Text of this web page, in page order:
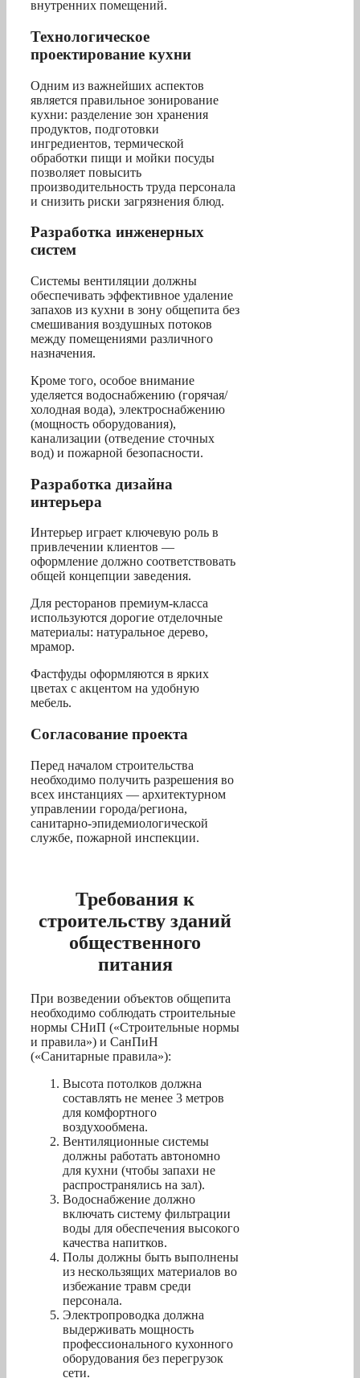
внутренних помещений.
Технологическое
проектирование кухни
Одним из важнейших аспектов
является правильное зонирование
кухни: разделение зон хранения
продуктов, подготовки
ингредиентов, термической
обработки пищи и мойки посуды
позволяет повысить
производительность труда персонала
и снизить риски загрязнения блюд.
Разработка инженерных
систем
Системы вентиляции должны
обеспечивать эффективное удаление
запахов из кухни в зону общепита без
смешивания воздушных потоков
между помещениями различного
назначения.
Кроме того, особое внимание
уделяется водоснабжению (горячая/
холодная вода), электроснабжению
(мощность оборудования),
канализации (отведение сточных
вод) и пожарной безопасности.
Разработка дизайна
интерьера
Интерьер играет ключевую роль в
привлечении клиентов —
оформление должно соответствовать
общей концепции заведения.
Для ресторанов премиум-класса
используются дорогие отделочные
материалы: натуральное дерево,
мрамор.
Фастфуды оформляются в ярких
цветах с акцентом на удобную
мебель.
Согласование проекта
Перед началом строительства
необходимо получить разрешения во
всех инстанциях — архитектурном
управлении города/региона,
санитарно-эпидемиологической
службе, пожарной инспекции.
Требования к
строительству зданий
общественного
питания
При возведении объектов общепита
необходимо соблюдать строительные
нормы СНиП («Строительные нормы
и правила») и СанПиН
(«Санитарные правила»):
Высота потолков должна
составлять не менее 3 метров
для комфортного
воздухообмена.
Вентиляционные системы
должны работать автономно
для кухни (чтобы запахи не
распространялись на зал).
Водоснабжение должно
включать систему фильтрации
воды для обеспечения высокого
качества напитков.
Полы должны быть выполнены
из нескользящих материалов во
избежание травм среди
персонала.
Электропроводка должна
выдерживать мощность
профессионального кухонного
оборудования без перегрузок
сети.